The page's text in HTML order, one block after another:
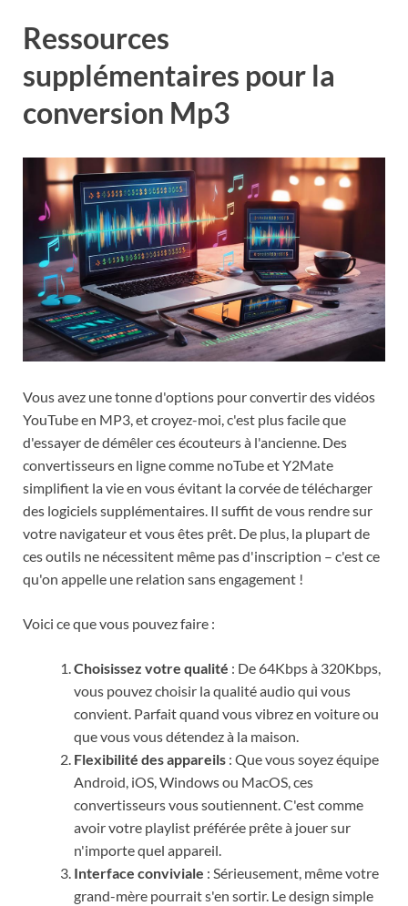
Ressources
supplémentaires pour la
conversion Mp3
Vous avez une tonne d'options pour convertir des vidéos
YouTube en MP3, et croyez-moi, c'est plus facile que
d'essayer de démêler ces écouteurs à l'ancienne. Des
convertisseurs en ligne comme noTube et Y2Mate
simplifient la vie en vous évitant la corvée de télécharger
des logiciels supplémentaires. Il suffit de vous rendre sur
votre navigateur et vous êtes prêt. De plus, la plupart de
ces outils ne nécessitent même pas d'inscription – c'est ce
qu'on appelle une relation sans engagement !
Voici ce que vous pouvez faire :
Choisissez votre qualité : De 64Kbps à 320Kbps,
vous pouvez choisir la qualité audio qui vous
convient. Parfait quand vous vibrez en voiture ou
que vous vous détendez à la maison.
Flexibilité des appareils : Que vous soyez équipe
Android, iOS, Windows ou MacOS, ces
convertisseurs vous soutiennent. C'est comme
avoir votre playlist préférée prête à jouer sur
n'importe quel appareil.
Interface conviviale : Sérieusement, même votre
grand-mère pourrait s'en sortir. Le design simple